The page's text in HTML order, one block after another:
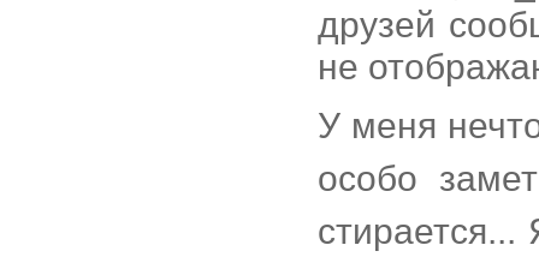
друзей
не
У меня
особо
стирается...